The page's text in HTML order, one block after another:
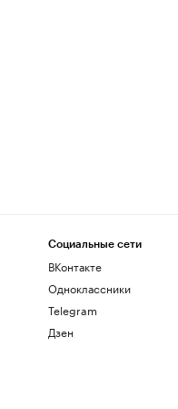
Социальные сети
ВКонтакте
Одноклассники
Telegram
Дзен